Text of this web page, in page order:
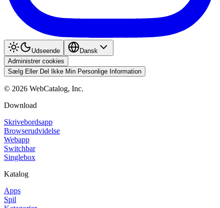
Udseende
Dansk
Administrer cookies
Sælg Eller Del Ikke Min Personlige Information
© 2026 WebCatalog, Inc.
Download
Skrivebordsapp
Browserudvidelse
Webapp
Switchbar
Singlebox
Katalog
Apps
Spil